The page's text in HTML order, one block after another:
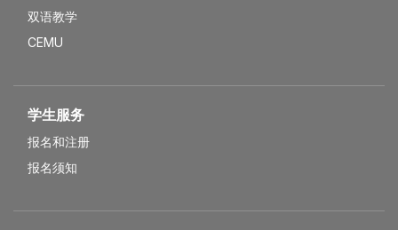
双语教学
CEMU
学生服务
报名和注册
报名须知